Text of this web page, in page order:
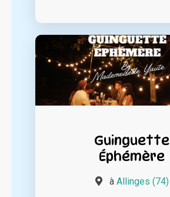
Guinguette
Éphémère
à Allinges (74)